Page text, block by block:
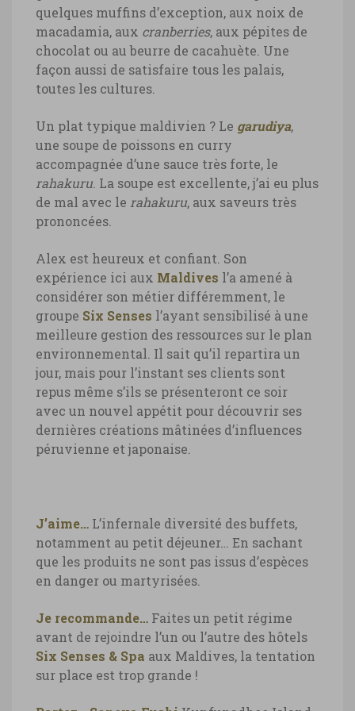
Soneva Fushi, pizza à la demande
Soneva Fushi, pizza à la demande ©
Marie-Ange Ostré
quelques muffins d’exception, aux noix de
macadamia, aux cranberries, aux pépites de
chocolat ou au beurre de cacahuète. Une
façon aussi de satisfaire tous les palais,
toutes les cultures.
Un plat typique maldivien ? Le garudiya,
une soupe de poissons en curry
accompagnée d’une sauce très forte, le
rahakuru. La soupe est excellente, j’ai eu plus
de mal avec le rahakuru, aux saveurs très
prononcées.
Alex est heureux et confiant. Son
expérience ici aux Maldives l’a amené à
considérer son métier différemment, le
groupe Six Senses l’ayant sensibilisé à une
meilleure gestion des ressources sur le plan
environnemental. Il sait qu’il repartira un
jour, mais pour l’instant ses clients sont
repus même s’ils se présenteront ce soir
avec un nouvel appétit pour découvrir ses
dernières créations mâtinées d’influences
péruvienne et japonaise.
J’aime… L’infernale diversité des buffets,
notamment au petit déjeuner… En sachant
que les produits ne sont pas issus d’espèces
en danger ou martyrisées.
Je recommande… Faites un petit régime
avant de rejoindre l’un ou l’autre des hôtels
Six Senses & Spa aux Maldives, la tentation
sur place est trop grande !